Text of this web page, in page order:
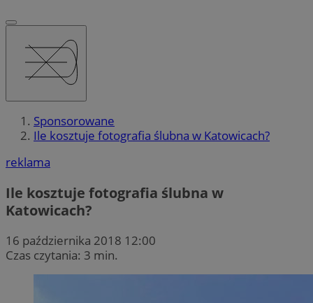
Sponsorowane
Ile kosztuje fotografia ślubna w Katowicach?
reklama
Ile kosztuje fotografia ślubna w
Katowicach?
16 października 2018 12:00
Czas czytania: 3 min.